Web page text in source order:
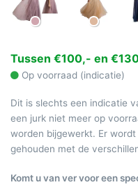
Tussen €100,- en
Op voorraad (indicatie)
Dit is slechts een indicatie
een jurk niet meer op
worden bijgewerkt. Er
gehouden met de
Komt u van ver voor een